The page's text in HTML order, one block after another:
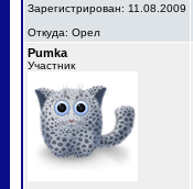
Зарегистрирован: 11.08.2009
Откуда: Орел
Pumka
Участник